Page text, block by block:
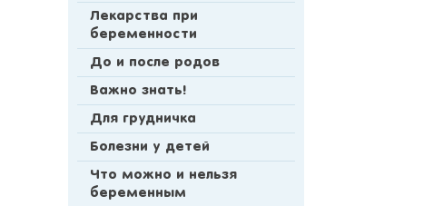
Лекарства при
беременности
До и после родов
Важно знать!
Для грудничка
Болезни у детей
Что можно и нельзя
беременным